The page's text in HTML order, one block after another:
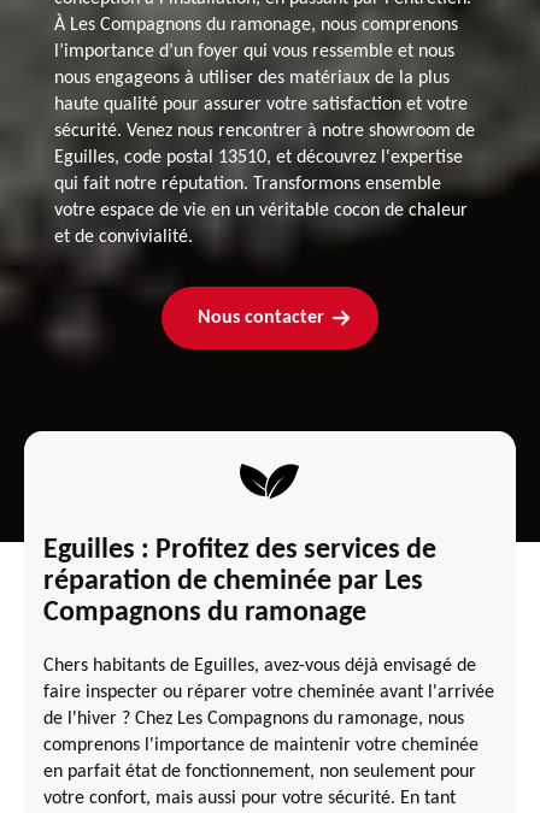
À Les Compagnons du ramonage, nous comprenons
l’importance d’un foyer qui vous ressemble et nous
nous engageons à utiliser des matériaux de la plus
haute qualité pour assurer votre satisfaction et votre
sécurité. Venez nous rencontrer à notre showroom de
Eguilles, code postal 13510, et découvrez l'expertise
qui fait notre réputation. Transformons ensemble
votre espace de vie en un véritable cocon de chaleur
et de convivialité.
Nous contacter
Eguilles : Profitez des services de
réparation de cheminée par Les
Compagnons du ramonage
Chers habitants de Eguilles, avez-vous déjà envisagé de
faire inspecter ou réparer votre cheminée avant l'arrivée
de l'hiver ? Chez Les Compagnons du ramonage, nous
comprenons l'importance de maintenir votre cheminée
en parfait état de fonctionnement, non seulement pour
votre confort, mais aussi pour votre sécurité. En tant